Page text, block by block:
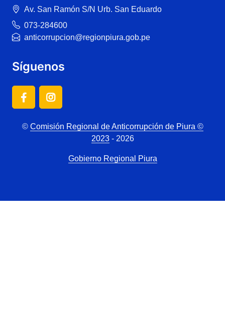
Av. San Ramón S/N Urb. San Eduardo
073-284600
anticorrupcion@regionpiura.gob.pe
Síguenos
© Comisión Regional de Anticorrupción de Piura ©
2023- 2026
Gobierno Regional Piura